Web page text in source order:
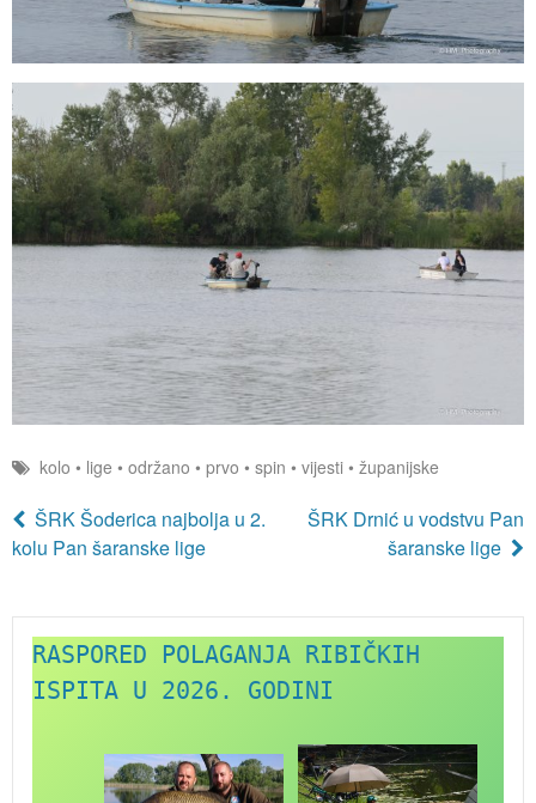
kolo • lige • održano • prvo • spin • vijesti • županijske
ŠRK Šoderica najbolja u 2.
kolu Pan šaranske lige
ŠRK Drnić u vodstvu Pan
šaranske lige
RASPORED POLAGANJA RIBIČKIH
ISPITA U 2026. GODINI